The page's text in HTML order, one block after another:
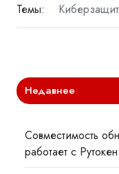
Темы:
Недавнее
Совместимость
работает с